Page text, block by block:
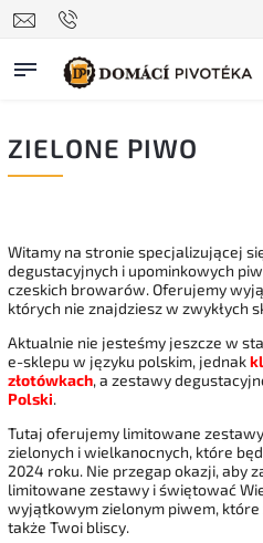
ZIELONE PIWO
Witamy na stronie specjalizującej
degustacyjnych i upominkowych
czeskich browarów. Oferujemy
których nie znajdziesz w zwykłych
Aktualnie nie jesteśmy jeszcze w
e-sklepu w języku polskim, jednak
złotówkach, a zestawy
Polski.
Tutaj oferujemy limitowane
zielonych i wielkanocnych, które
2024 roku. Nie przegap okazji, aby
limitowane zestawy i świętować
wyjątkowym zielonym piwem, które
także Twoi bliscy.